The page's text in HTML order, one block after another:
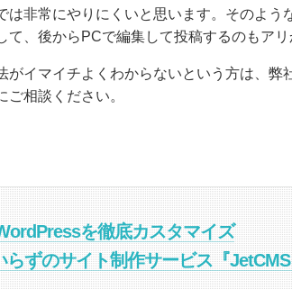
は非常にやりにくいと思います。そのよう
て、後からPCで編集して投稿するのもアリ
がイマイチよくわからないという方は、弊
ご相談ください。
を徹底カスタマイズ
らずのサイト制作サービス『